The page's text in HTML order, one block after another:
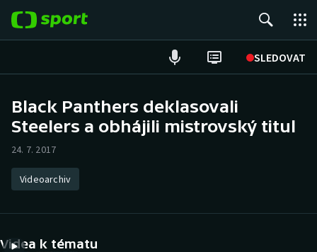
SLEDOVAT
Hokej
Atletika
Black Panthers deklasovali
Steelers a obhájili mistrovský titul
24. 7. 2017
Videoarchiv
Videa k tématu